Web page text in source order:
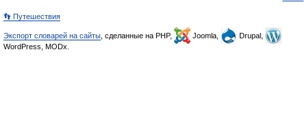
👣 Путешествия
Экспорт словарей на сайты , сделанные на PHP, Joomla,
Drupal,
WordPress, MODx.